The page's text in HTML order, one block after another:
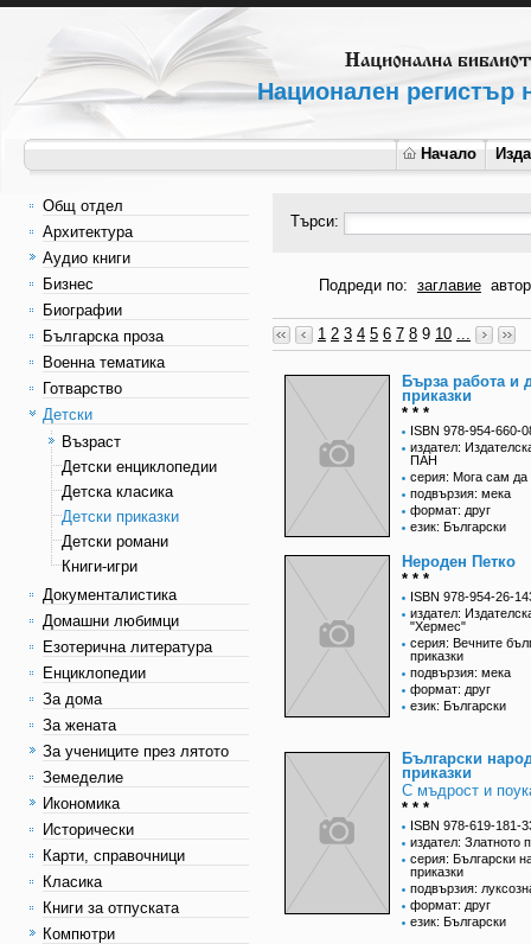
Национален регистър
Начало
Общ отдел
Архитектура
Аудио книги
Бизнес
Биографии
Българска проза
Военна тематика
Готварство
Детски
Възраст
Детски енциклопедии
Детска класика
Детски приказки
Детски романи
Книги-игри
Документалистика
Домашни любимци
Езотерична литература
Енциклопедии
За дома
За жената
За учениците през лятото
Земеделие
Икономика
Исторически
Карти, справочници
Класика
Книги за отпуската
Компютри
Търси:
Подреди по: заглавие автор
1 2 3 4 5 6 7 8 9 10 ...
Бърза работа и
приказки
* * *
ISBN 978-954-660-
издател:
ПАН
серия: Мога сам да
подвързия: мека
формат: друг
език: Български
Нероден Петко
* * *
ISBN 978-954-26-
издател:
"Хермес"
серия: Вечните
приказки
подвързия: мека
формат: друг
език: Български
Български
приказки
С мъдрост и
* * *
ISBN 978-619-181-
издател: Златното
серия: Български
приказки
подвързия:
формат: друг
език: Български